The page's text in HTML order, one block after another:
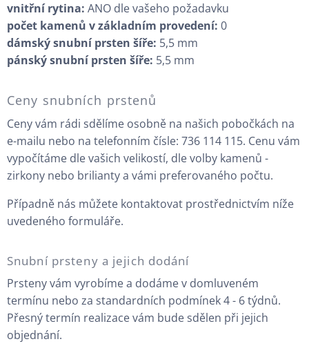
vnitřní rytina: ANO dle vašeho požadavku
počet kamenů v základním provedení: 0
dámský snubní prsten šíře: 5,5 mm
pánský snubní prsten šíře: 5,5 mm
Ceny snubních prstenů
Ceny vám rádi sdělíme osobně na našich pobočkách na
e-mailu nebo na telefonním čísle: 736 114 115. Cenu vám
vypočítáme dle vašich velikostí, dle volby kamenů -
zirkony nebo brilianty a vámi preferovaného počtu.
Případně nás můžete kontaktovat prostřednictvím níže
uvedeného formuláře.
Snubní prsteny a jejich dodání
Prsteny vám vyrobíme a dodáme v domluveném
termínu nebo za standardních podmínek 4 - 6 týdnů.
Přesný termín realizace vám bude sdělen při jejich
objednání.